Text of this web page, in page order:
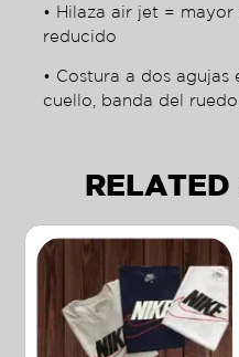
• Hilaza air jet =
reducido
• Costura a dos agujas
cuello, banda del ruedo
RELATED